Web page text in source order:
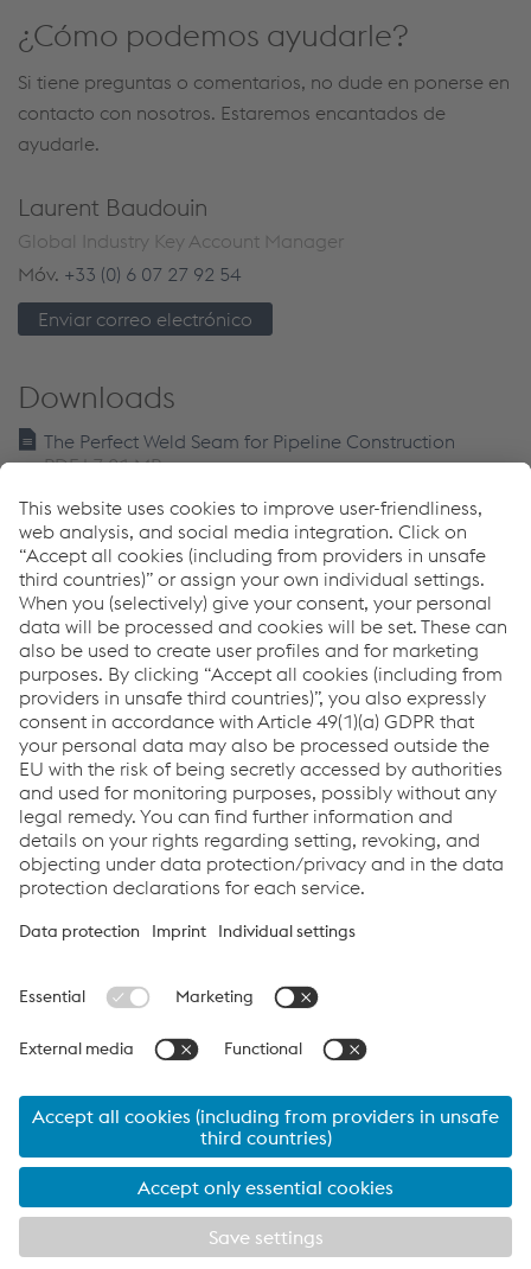
¿Cómo podemos ayudarle?
Si tiene preguntas o comentarios, no dude en ponerse en
contacto con nosotros. Estaremos encantados de
ayudarle.
Laurent Baudouin
Global Industry Key Account Manager
Móv. +33 (0) 6 07 27 92 54
Enviar correo electrónico
Downloads
The Perfect Weld Seam for Pipeline Construction
PDF | 7,01 MB
Whitepaper - Pipeline Mechanized Welding
PDF | 938 KB
Whitepaper - Pipeline Manual WeldingPDF | 821 KB
Links
Best Stick Electrodes for Best Welders in Pipeline
Welding
Full Welding Solution for pipeline manual welding
Links
Servicios
Carrera
Condiciones generales
Code of Conduct
Protección de datos
Cookie settings
Language
© 2026 voestalpine Böhler Welding Group GmbH